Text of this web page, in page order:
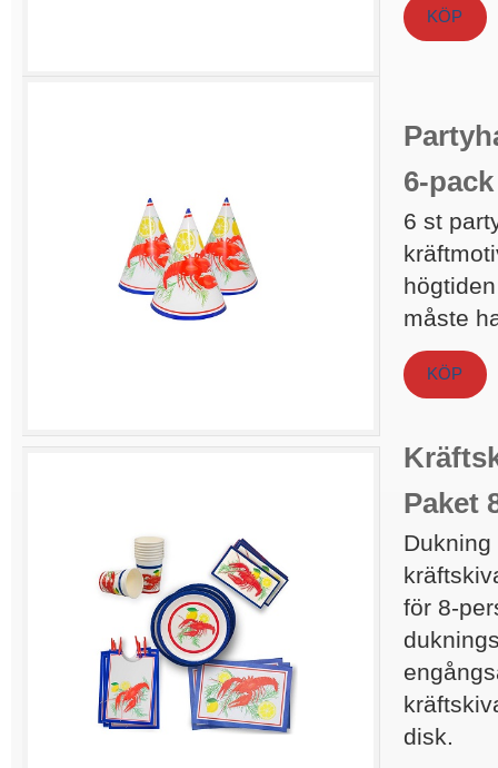
KÖP
6-pack
6 st
måste
KÖP
Paket
för 8-
disk.